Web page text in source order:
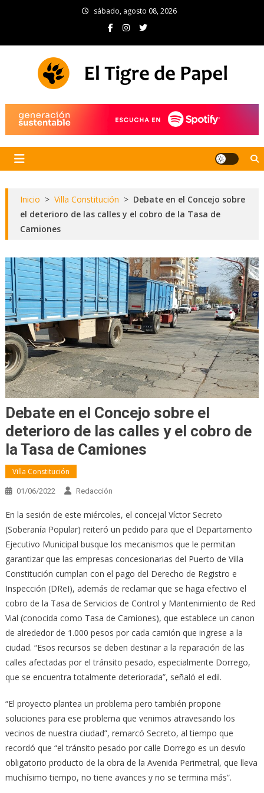
sábado, agosto 08, 2026
Inicio > Villa Constitución > Debate en el Concejo sobre
el deterioro de las calles y el cobro de la Tasa de
Camiones
Debate en el Concejo sobre el
deterioro de las calles y el cobro de
la Tasa de Camiones
Villa Constitución
01/06/2022 Redacción
En la sesión de este miércoles, el concejal Víctor Secreto
(Soberanía Popular) reiteró un pedido para que el Departamento
Ejecutivo Municipal busque los mecanismos que le permitan
garantizar que las empresas concesionarias del Puerto de Villa
Constitución cumplan con el pago del Derecho de Registro e
Inspección (DReI), además de reclamar que se haga efectivo el
cobro de la Tasa de Servicios de Control y Mantenimiento de Red
Vial (conocida como Tasa de Camiones), que establece un canon
de alrededor de 1.000 pesos por cada camión que ingrese a la
ciudad. “Esos recursos se deben destinar a la reparación de las
calles afectadas por el tránsito pesado, especialmente Dorrego,
que se encuentra totalmente deteriorada”, señaló el edil.
“El proyecto plantea un problema pero también propone
soluciones para ese problema que venimos atravesando los
vecinos de nuestra ciudad”, remarcó Secreto, al tiempo que
recordó que “el tránsito pesado por calle Dorrego es un desvío
obligatorio producto de la obra de la Avenida Perimetral, que lleva
muchísimo tiempo, no tiene avances y no se termina más”.